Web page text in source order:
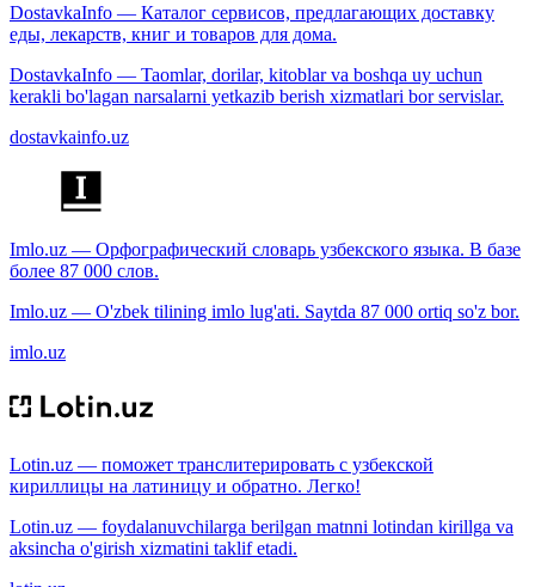
DostavkaInfo — Каталог сервисов, предлагающих доставку
еды, лекарств, книг и товаров для дома.
DostavkaInfo — Taomlar, dorilar, kitoblar va boshqa uy uchun
kerakli bo'lagan narsalarni yetkazib berish xizmatlari bor servislar.
dostavkainfo.uz
Imlo.uz — Орфографический словарь узбекского языка. В базе
более 87 000 слов.
Imlo.uz — O'zbek tilining imlo lug'ati. Saytda 87 000 ortiq so'z bor.
imlo.uz
Lotin.uz — поможет транслитерировать с узбекской
кириллицы на латиницу и обратно. Легко!
Lotin.uz — foydalanuvchilarga berilgan matnni lotindan kirillga va
aksincha o'girish xizmatini taklif etadi.